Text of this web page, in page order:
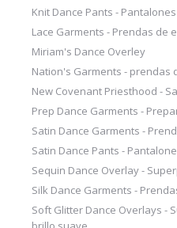
Knit Dance Pants -
Lace Garments - Prendas de
Miriam's Dance Overley
Nation's Garments - prendas
New Covenant Priesthood -
Prep Dance Garments -
Satin Dance Garments -
Satin Dance Pants -
Sequin Dance Overlay -
Silk Dance Garments -
Soft Glitter Dance Overlays -